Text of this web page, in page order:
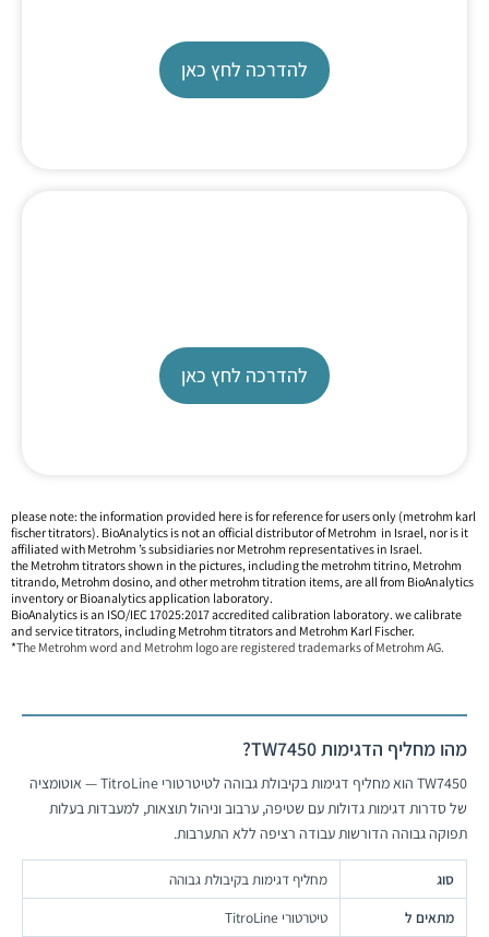
להדרכה לחץ כאן
להדרכה לחץ כאן
please note: the information provided here is for reference for users only (metrohm karl
fischer titrators). BioAnalytics is not an official ‎distributor of Metrohm in Israel, nor is it
affiliated with Metrohm ’s subsidiaries nor Metrohm representatives in ‎Israel.‎
the Metrohm titrators shown in the pictures, including the metrohm titrino, Metrohm
titrando, Metrohm dosino, and other metrohm titration items, are all from BioAnalytics
inventory or Bioanalytics application laboratory.
BioAnalytics is an ISO/IEC 17025:2017 accredited calibration laboratory. we calibrate
and service titrators, including Metrohm titrators and Metrohm Karl Fischer.
*The Metrohm word and Metrohm logo are registered trademarks of Metrohm AG.
מהו מחליף הדגימות TW7450?
TW7450 הוא מחליף דגימות בקיבולת גבוהה לטיטרטורי TitroLine — אוטומציה
של סדרות דגימות גדולות עם שטיפה, ערבוב וניהול תוצאות, למעבדות בעלות
תפוקה גבוהה הדורשות עבודה רציפה ללא התערבות.
סוג
מחליף דגימות בקיבולת גבוהה
מתאים ל
טיטרטורי TitroLine